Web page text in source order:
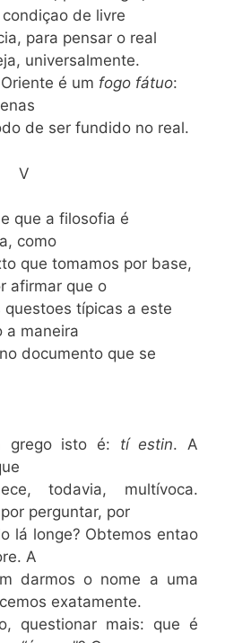
de livre
para pensar o real
universalmente.
é um fogo fátuo:
de ser fundido no real.
V
que a filosofia é
como
que tomamos por base,
afirmar que o
típicas a este
a maneira
documento que se
grego isto é: tí estin. A
todavia, multívoca.
perguntar, por
lá longe? Obtemos entao
A
darmos o nome a uma
exatamente.
questionar mais: que é